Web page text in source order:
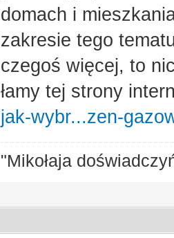
domach i
zakresie tego
czegoś więcej, to
łamy tej strony
jak-wybr...zen-
"Mikołaja